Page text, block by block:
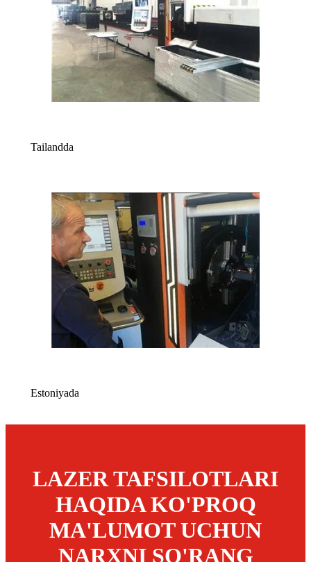
Tailandda
Estoniyada
LAZER TAFSILOTLARI
HAQIDA KO'PROQ
MA'LUMOT UCHUN
NARXNI SO'RANG